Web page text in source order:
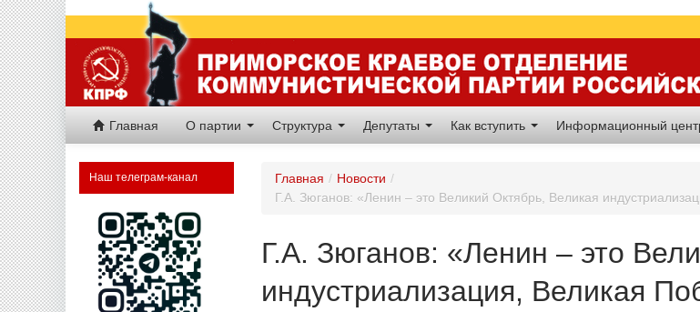
Главная О партии Структура Депутаты Как вступить Информационный
Наш телеграм-канал Главная / Новости /
Г.А. Зюганов: «Ленин – это Великий Октябрь, Великая
Г.А. Зюганов: «Ленин – это
индустриализация, Великая